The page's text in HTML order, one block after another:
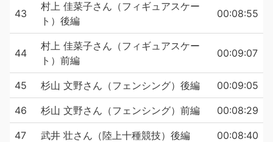
43
村上 佳菜子さん（フィギュアスケー
ト）後編
00:08:55
44
村上 佳菜子さん（フィギュアスケー
ト）前編
00:09:07
45 杉山 文野さん（フェンシング）後編 00:09:05
46 杉山 文野さん（フェンシング）前編 00:08:29
47 武井 壮さん（陸上十種競技）後編 00:08:40